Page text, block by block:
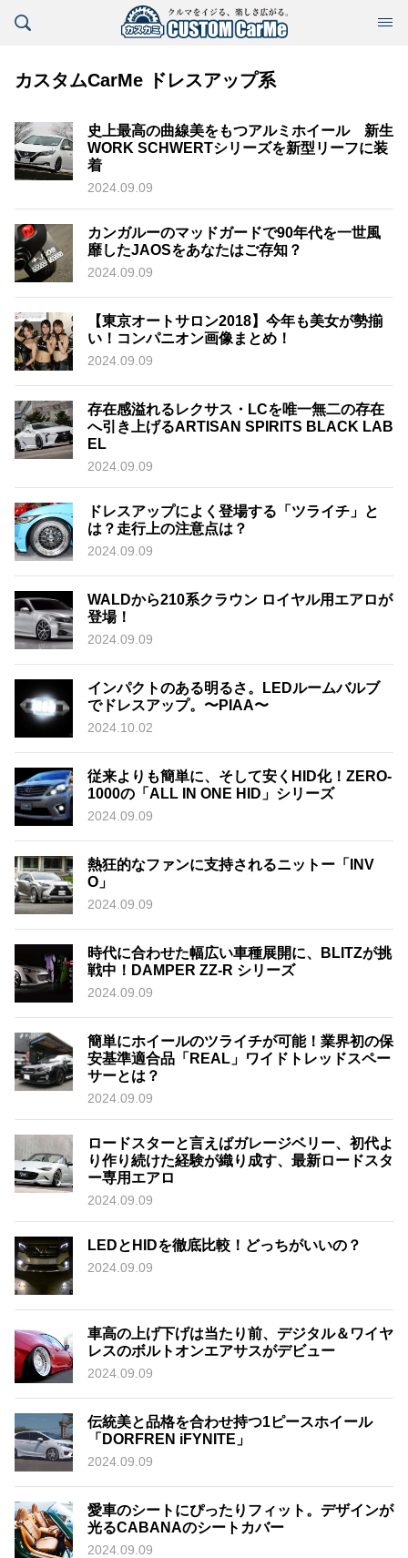
カスタムCarMe ドレスアップ系
史上最高の曲線美をもつアルミホイール 新生
WORK SCHWERTシリーズを新型リーフに装
着
2024.09.09
カンガルーのマッドガードで90年代を一世風
靡したJAOSをあなたはご存知？
2024.09.09
【東京オートサロン2018】今年も美女が勢揃
い！コンパニオン画像まとめ！
2024.09.09
存在感溢れるレクサス・LCを唯一無二の存在
へ引き上げるARTISAN SPIRITS BLACK LAB
EL
2024.09.09
ドレスアップによく登場する「ツライチ」と
は？走行上の注意点は？
2024.09.09
WALDから210系クラウン ロイヤル用エアロが
登場！
2024.09.09
インパクトのある明るさ。LEDルームバルブ
でドレスアップ。〜PIAA〜
2024.10.02
従来よりも簡単に、そして安くHID化！ZERO-
1000の「ALL IN ONE HID」シリーズ
2024.09.09
熱狂的なファンに支持されるニットー「INV
O」
2024.09.09
時代に合わせた幅広い車種展開に、BLITZが挑
戦中！DAMPER ZZ-R シリーズ
2024.09.09
簡単にホイールのツライチが可能！業界初の保
安基準適合品「REAL」ワイドトレッドスペー
サーとは？
2024.09.09
ロードスターと言えばガレージベリー、初代よ
り作り続けた経験が織り成す、最新ロードスタ
ー専用エアロ
2024.09.09
LEDとHIDを徹底比較！どっちがいいの？
2024.09.09
車高の上げ下げは当たり前、デジタル＆ワイヤ
レスのボルトオンエアサスがデビュー
2024.09.09
伝統美と品格を合わせ持つ1ピースホイール
「DORFREN iFYNITE」
2024.09.09
愛車のシートにぴったりフィット。デザインが
光るCABANAのシートカバー
2024.09.09